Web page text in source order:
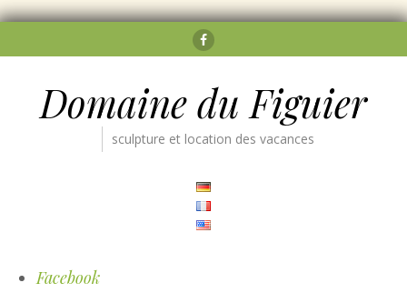
Facebook
Domaine du Figuier
sculpture et location des vacances
Facebook